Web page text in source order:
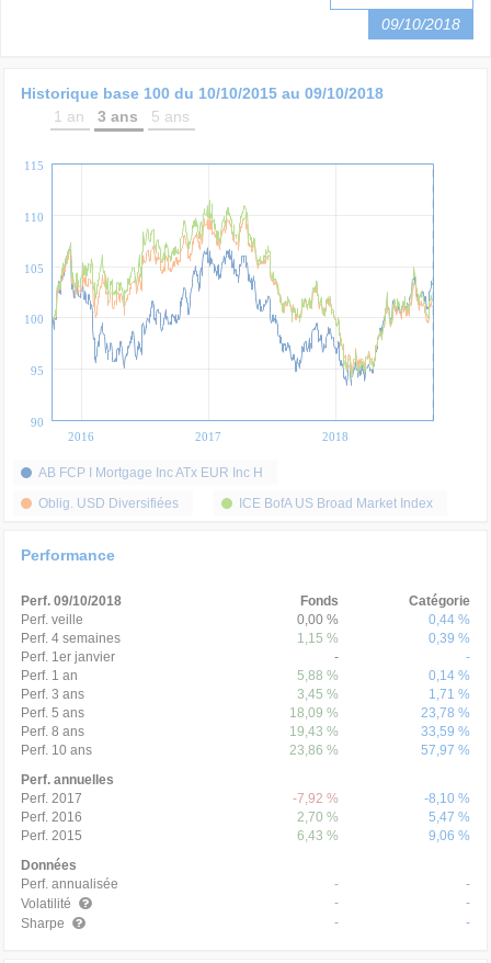
09/10/2018
Historique base 100 du 10/10/2015 au 09/10/2018
1 an
3 ans 5 ans
2016 2017 2018
90
95
100
105
110
115
AB FCP I Mortgage Inc ATx EUR Inc H
Oblig. USD Diversifiées
ICE BofA US Broad Market Index
Performance
Perf. 09/10/2018 Fonds
Catégorie
Perf. veille
0,00 %
0,44 %
Perf. 4 semaines
1,15 %
0,39 %
Perf. 1er janvier
-
-
Perf. 1 an
5,88 %
0,14 %
Perf. 3 ans
3,45 %
1,71 %
Perf. 5 ans
18,09 %
23,78 %
Perf. 8 ans
19,43 %
33,59 %
Perf. 10 ans
23,86 %
57,97 %
Perf. annuelles
Perf. 2017
-7,92 %
-8,10 %
Perf. 2016
2,70 %
5,47 %
Perf. 2015
6,43 %
9,06 %
Données
Perf. annualisée
-
-
Volatilité
-
-
Sharpe
- -